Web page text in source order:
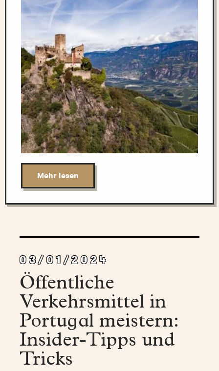
Mehr lesen
03/01/2024
Öffentliche
Verkehrsmittel in
Portugal meistern:
Insider-Tipps und
Tricks